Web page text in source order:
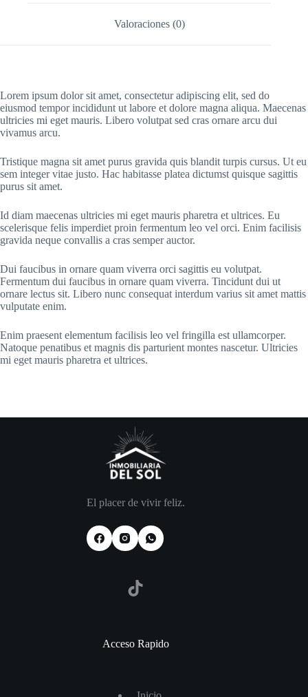
Valoraciones (0)
Lorem ipsum dolor sit amet, consectetur adipiscing elit, sed do
eiusmod tempor incididunt ut labore et dolore magna aliqua. Maecenas
ultricies mi eget mauris. Libero volutpat sed cras ornare arcu dui
vivamus arcu.
Tristique magna sit amet purus gravida quis blandit turpis cursus. Ut eu
sem integer vitae justo. Hac habitasse platea dictumst quisque sagittis
purus sit amet.
Id diam maecenas ultricies mi eget mauris pharetra et ultrices. Eu
scelerisque felis imperdiet proin fermentum leo vel orci. Enim facilisis
gravida neque convallis a cras semper auctor.
Dui faucibus in ornare quam viverra orci sagittis eu volutpat.
Fermentum dui faucibus in ornare quam viverra. Tincidunt dui ut
ornare lectus sit. Libero nunc consequat interdum varius sit amet mattis
vulputate enim.
Enim praesent elementum facilisis leo vel fringilla est ullamcorper.
Natoque penatibus et magnis dis parturient montes nascetur. Ultricies
mi eget mauris pharetra et ultrices.
El placer de vivir feliz.
TikTok
Acceso Rapido